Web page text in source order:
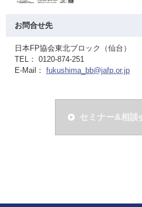
お問合せ先
日本FP協会東北ブロック（仙台）
TEL： 0120-874-251
E-Mail： fukushima_bb@jafp.or.jp
セミナー&相談